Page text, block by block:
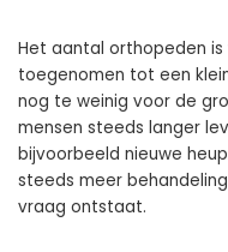
Het aantal orthopeden
toegenomen tot een
nog te weinig voor de
mensen steeds langer
bijvoorbeeld nieuwe
steeds meer
vraag ontstaat.